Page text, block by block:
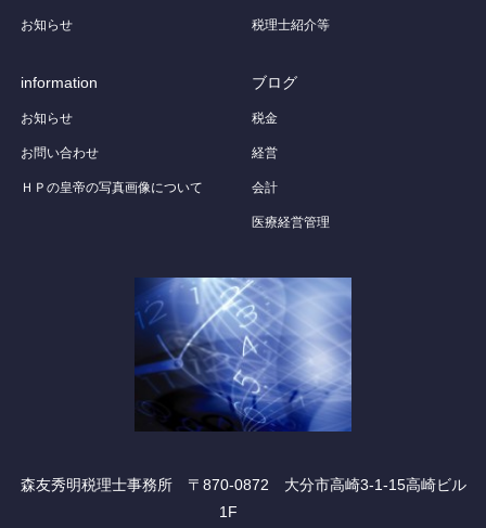
お知らせ 税理士紹介等
information
お知らせ
お問い合わせ
ＨＰの皇帝の写真画像について
ブログ
税金
経営
会計
医療経営管理
森友秀明税理士事務所 〒870-0872 大分市高崎3-1-15高崎ビル
1F